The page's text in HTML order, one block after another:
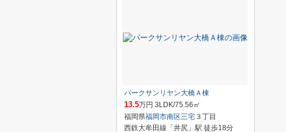
パークサンリヤン大橋Ａ棟
13.5万円 3LDK/75.56㎡
福岡県福岡市南区三宅 ３丁目
西鉄大牟田線「井尻」駅 徒歩18分